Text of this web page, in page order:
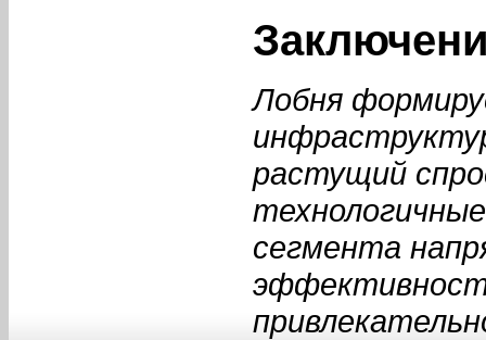
Лобня
растущий
сегмента